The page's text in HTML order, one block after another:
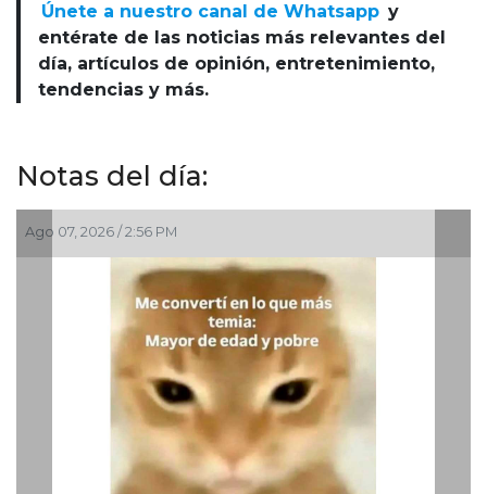
Únete a nuestro canal de Whatsapp y
entérate de las noticias más relevantes del
día, artículos de opinión, entretenimiento,
tendencias y más.
Notas del día:
Ago 07, 2026 / 2:56 PM